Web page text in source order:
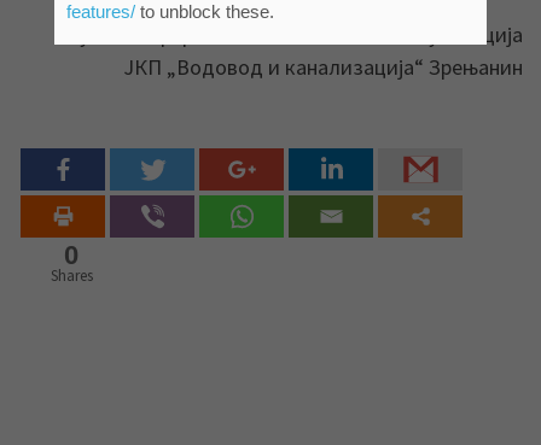
Служба информисања и пословних комуникација
ЈКП „Водовод и канализација“ Зрењанин
0
Shares
features/to unblock these.